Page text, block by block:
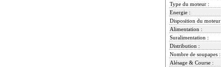
Type du moteur :
Energie :
Disposition du
Alimentation :
Suralimentation :
Distribution :
Nombre de soupapes :
Alésage & Course :